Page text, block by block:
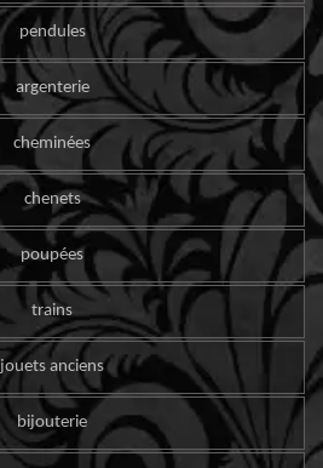
pendules
argenterie
cheminées
chenets
poupées
trains
jouets anciens
bijouterie